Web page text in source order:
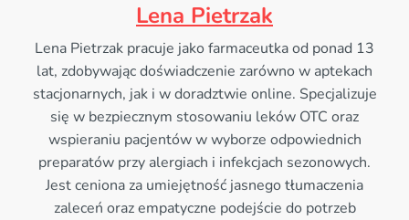
Lena Pietrzak
Lena Pietrzak pracuje jako farmaceutka od ponad 13
lat, zdobywając doświadczenie zarówno w aptekach
stacjonarnych, jak i w doradztwie online. Specjalizuje
się w bezpiecznym stosowaniu leków OTC oraz
wspieraniu pacjentów w wyborze odpowiednich
preparatów przy alergiach i infekcjach sezonowych.
Jest ceniona za umiejętność jasnego tłumaczenia
zaleceń oraz empatyczne podejście do potrzeb